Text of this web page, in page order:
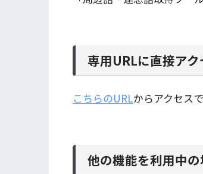
専用URLに直接アク
こちらのURLからアクセスで
他の機能を利用中